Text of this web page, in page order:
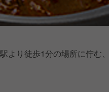
より徒歩1分の場所に佇む